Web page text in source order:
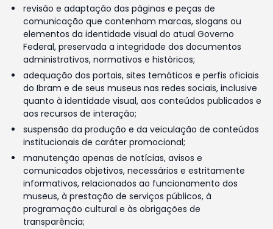
revisão e adaptação das páginas e peças de
comunicação que contenham marcas, slogans ou
elementos da identidade visual do atual Governo
Federal, preservada a integridade dos documentos
administrativos, normativos e históricos;
adequação dos portais, sites temáticos e perfis oficiais
do Ibram e de seus museus nas redes sociais, inclusive
quanto à identidade visual, aos conteúdos publicados e
aos recursos de interação;
suspensão da produção e da veiculação de conteúdos
institucionais de caráter promocional;
manutenção apenas de notícias, avisos e
comunicados objetivos, necessários e estritamente
informativos, relacionados ao funcionamento dos
museus, à prestação de serviços públicos, à
programação cultural e às obrigações de
transparência;